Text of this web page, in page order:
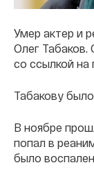
Умер актер и
Олег
со ссылкой
Табакову
В ноябре
попал в
было